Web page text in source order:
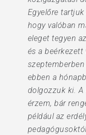
Egyelőre
hogy valóban
eleget tegyen
és a beérkezett
ebben a
dolgozzuk ki.
érzem, bár
például az